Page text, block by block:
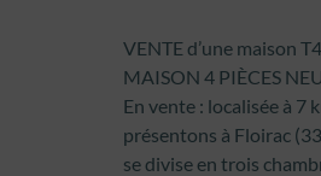
VENTE d’une maison
MAISON 4 PIÈCES
En vente : localisée à 7
présentons à Floirac
se divise en trois